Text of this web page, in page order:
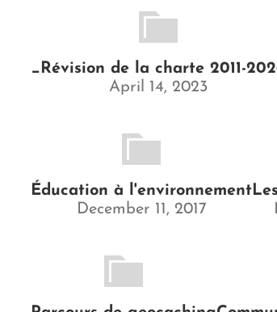
_Révision de la charte 2011-
April 14, 2023
Éducation à l'environnement
December 11, 2017